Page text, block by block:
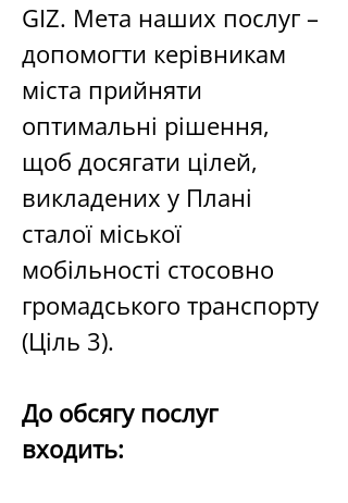
GIZ. Мета наших послуг –
допомогти керівникам
міста прийняти
оптимальні рішення,
щоб досягати цілей,
викладених у Плані
сталої міської
мобільності стосовно
громадського транспорту
(Ціль 3).
До обсягу послуг
входить: